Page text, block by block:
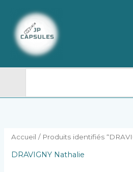
contenu
Accueil / Produits identifiés
DRAVIGNY Nathalie